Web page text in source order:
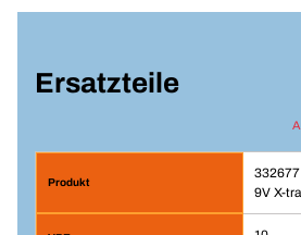
Ersatzteile
9V X-tra